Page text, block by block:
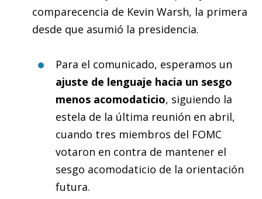
comparecencia de Kevin Warsh, la primera
desde que asumió la presidencia.
Para el comunicado, esperamos un
ajuste de lenguaje hacia un sesgo
menos acomodaticio, siguiendo la
estela de la última reunión en abril,
cuando tres miembros del FOMC
votaron en contra de mantener el
sesgo acomodaticio de la orientación
futura.